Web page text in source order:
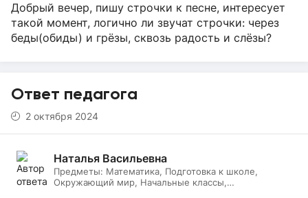
Добрый вечер, пишу строчки к песне, интересует
такой момент, логично ли звучат строчки: через
беды(обиды) и грëзы, сквозь радость и слëзы?
Ответ педагога
2 октября 2024
Наталья Васильевна
Предметы: Математика, Подготовка к школе,
Окружающий мир, Начальные классы,